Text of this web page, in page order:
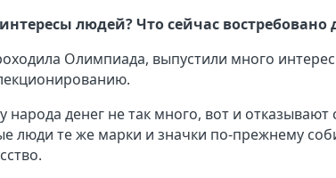
людей? Что сейчас
Олимпиада, выпустили много
народа денег не так много, вот и
люди те же марки и значки по-прежнему